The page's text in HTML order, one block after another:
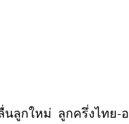
ลูกใหม่ ลูกครึ่งไทย-อ